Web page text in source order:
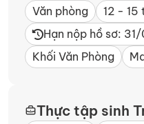
Văn phòng 12 - 15
Hạn nộp hồ sơ:
Khối Văn Phòng
Thực tập sinh